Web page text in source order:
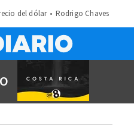
del dólar Rodrigo Chaves